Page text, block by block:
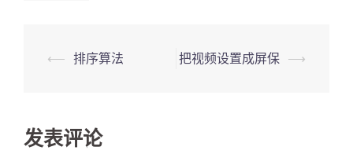
Post
⟵ 排序算法 把视频设置成屏保 ⟶
发表评论